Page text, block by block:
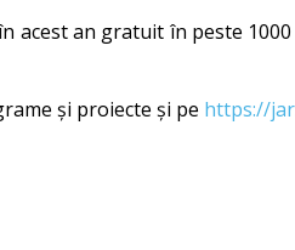
acest an gratuit în peste
și proiecte și pe https://